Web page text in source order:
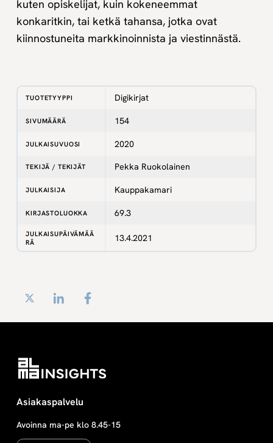
kuten opiskelijat, kuin kokeneemmat
konkaritkin, tai ketkä tahansa, jotka ovat
kiinnostuneita markkinoinnista ja viestinnästä.
TUOTETYYPPI Digikirjat
SIVUMÄÄRÄ 154
JULKAISUVUOSI 2020
TEKIJÄ / TEKIJÄT Pekka Ruokolainen
JULKAISIJA Kauppakamari
KIRJASTOLUOKKA 69.3
JULKAISUPÄIVÄMÄÄ
RÄ
13.4.2021
Twitter LinkedIn
Asiakaspalvelu
Avoinna ma-pe klo 8.45-15